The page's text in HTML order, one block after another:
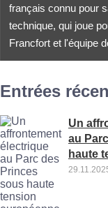
français connu pour
technique, qui joue
Francfort et l'équipe
Entrées
Un
au
haute